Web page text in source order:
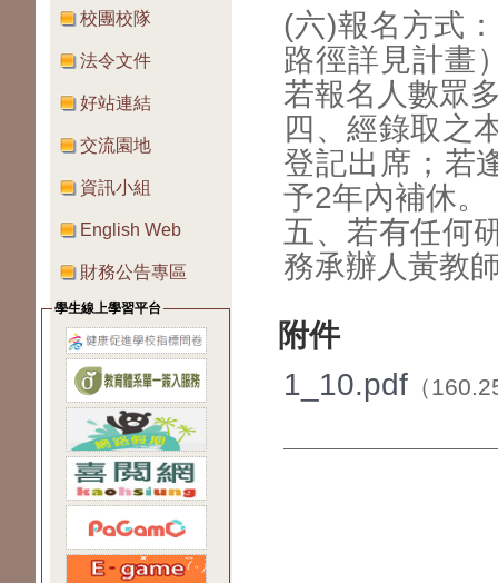
校團校隊
法令文件
好站連結
交流園地
資訊小組
English Web
財務公告專區
學生線上學習平台
(六)報名方式
路徑詳見計畫
若報名人數眾
四、經錄取之
登記出席；若
予2年內補休。
五、若有任何
務承辦人黃教
附件
1_10.pdf （